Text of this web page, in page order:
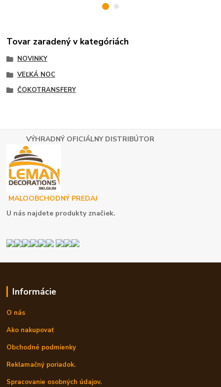
Tovar zaradený v kategóriách
NOVINKY
VEĽKÁ NOC
ČOKOTRANSFERY
VÝHRADNÝ OFICIÁLNY DISTRIBÚTOR
MALOOBCHODNÝ PREDAJ
U nás najdete produkty značiek.
Informácie
O nás
Ako nakupovať
Obchodné podmienky
Reklamačný poriadok.
Spracovanie osobných údajov.